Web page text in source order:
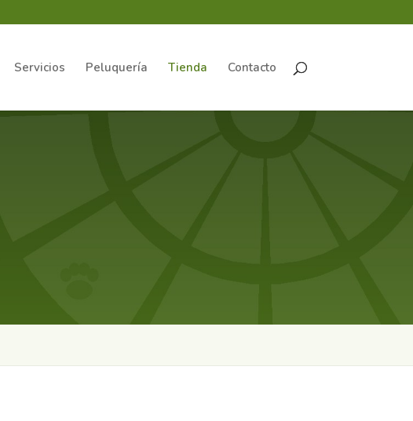
Servicios Peluquería Tienda Contacto